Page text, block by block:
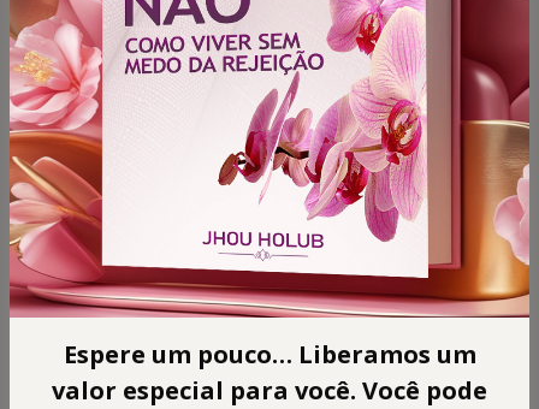
Espere um pouco… Liberamos um
valor especial para você. Você pode